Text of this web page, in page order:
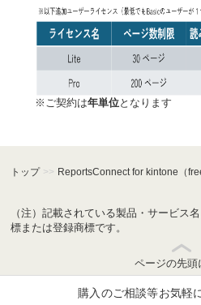
※ご契約は年単位となります
トップ >> ReportsConnect for kintone（
（注）記載されている製品・サービス
標または登録商標です。
ページの先頭
購入のご相談等お気軽